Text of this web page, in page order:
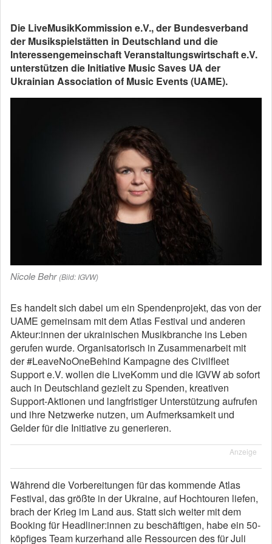
Die LiveMusikKommission e.V., der Bundesverband
der Musikspielstätten in Deutschland und die
Interessengemeinschaft Veranstaltungswirtschaft e.V.
unterstützen die Initiative Music Saves UA der
Ukrainian Association of Music Events (UAME).
Nicole Behr (Bild: IGVW)
Es handelt sich dabei um ein Spendenprojekt, das von der
UAME gemeinsam mit dem Atlas Festival und anderen
Akteur:innen der ukrainischen Musikbranche ins Leben
gerufen wurde. Organisatorisch in Zusammenarbeit mit
der #LeaveNoOneBehind Kampagne des Civilfleet
Support e.V. wollen die LiveKomm und die IGVW ab sofort
auch in Deutschland gezielt zu Spenden, kreativen
Support-Aktionen und langfristiger Unterstützung aufrufen
und ihre Netzwerke nutzen, um Aufmerksamkeit und
Gelder für die Initiative zu generieren.
Anzeige
Während die Vorbereitungen für das kommende Atlas
Festival, das größte in der Ukraine, auf Hochtouren liefen,
brach der Krieg im Land aus. Statt sich weiter mit dem
Booking für Headliner:innen zu beschäftigen, habe ein 50-
köpfiges Team kurzerhand alle Ressourcen des für Juli